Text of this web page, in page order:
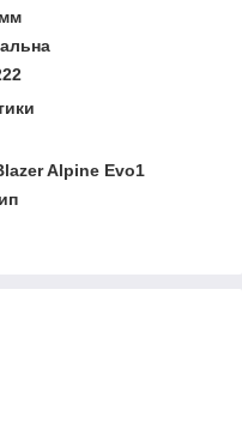
Alpine Evo1